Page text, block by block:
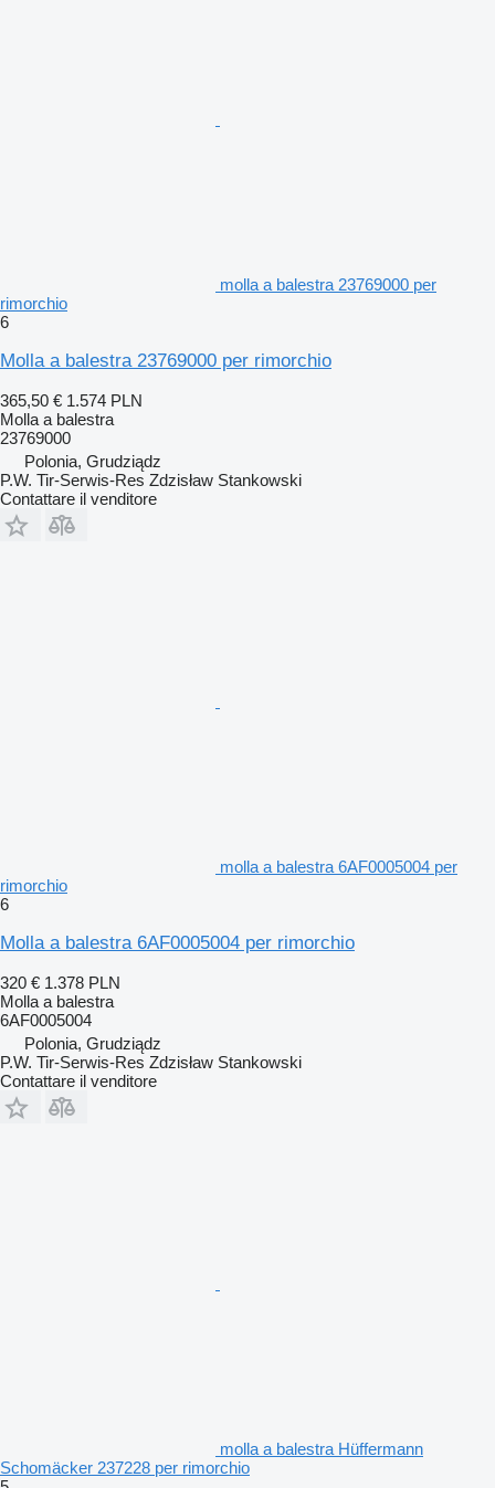
molla a balestra 23769000 per
rimorchio
6
Molla a balestra 23769000 per rimorchio
365,50 € 1.574 PLN
Molla a balestra
23769000
Polonia, Grudziądz
P.W. Tir-Serwis-Res Zdzisław Stankowski
Contattare il venditore
molla a balestra 6AF0005004 per
rimorchio
6
Molla a balestra 6AF0005004 per rimorchio
320 € 1.378 PLN
Molla a balestra
6AF0005004
Polonia, Grudziądz
P.W. Tir-Serwis-Res Zdzisław Stankowski
Contattare il venditore
molla a balestra Hüffermann
Schomäcker 237228 per rimorchio